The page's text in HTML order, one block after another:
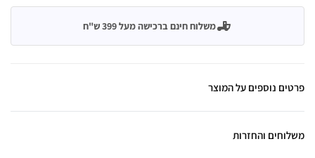
משלוח חינם ברכישה מעל 399 ש"ח
פרטים נוספים על המוצר
משלוחים והחזרות